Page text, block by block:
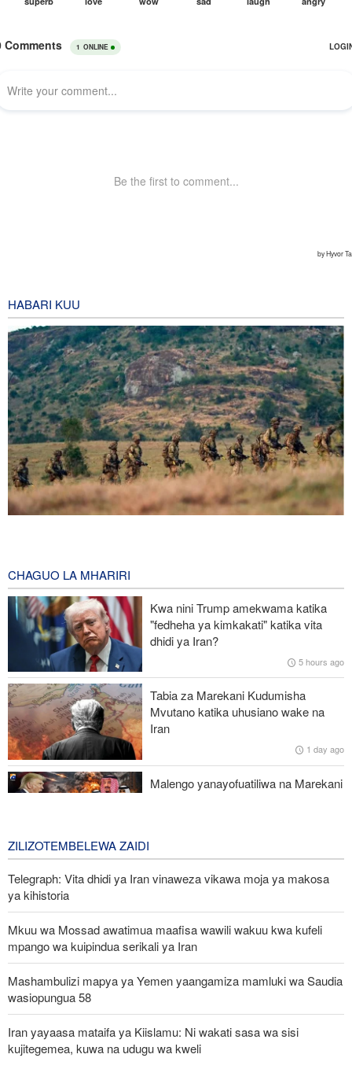
HABARI KUU
Zolqadr: Lango-Bahari la Hormuz litaendelea kufungwa hadi pale
Marekani itakapobadilisha tabia yake
Mwanzilishi mwenza aonya: Wikipedia imekuwa chombo cha
propaganda cha CIA, taasisi zingine zenye nguvu
Mshauri wa Kiongozi Mkuu Iran asema vikosi vya Marekani
lazima viondoke Asia Magharibi, ahimiza ushirikiano wa kikanda
Malaysia na Indonesia zasisitiza kuunga mkono Palestina na
maeneo matakatifu Baytul-Muqaddas
CHAGUO LA MHARIRI
Kwa nini Trump amekwama katika
"fedheha ya kimkakati" katika vita
dhidi ya Iran?
5 hours ago
Tabia za Marekani Kudumisha
Mvutano katika uhusiano wake na
Iran
1 day ago
Malengo yanayofuatiliwa na Marekani
ZILIZOTEMBELEWA ZAIDI
Telegraph: Vita dhidi ya Iran vinaweza vikawa moja ya makosa
ya kihistoria
Mkuu wa Mossad awatimua maafisa wawili wakuu kwa kufeli
mpango wa kuipindua serikali ya Iran
Mashambulizi mapya ya Yemen yaangamiza mamluki wa Saudia
wasiopungua 58
Iran yayaasa mataifa ya Kiislamu: Ni wakati sasa wa sisi
kujitegemea, kuwa na udugu wa kweli